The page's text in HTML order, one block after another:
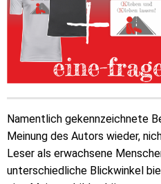
Namentlich gekennzeichnete
Meinung des Autors wieder,
Leser als erwachsene
unterschiedliche Blickwinkel